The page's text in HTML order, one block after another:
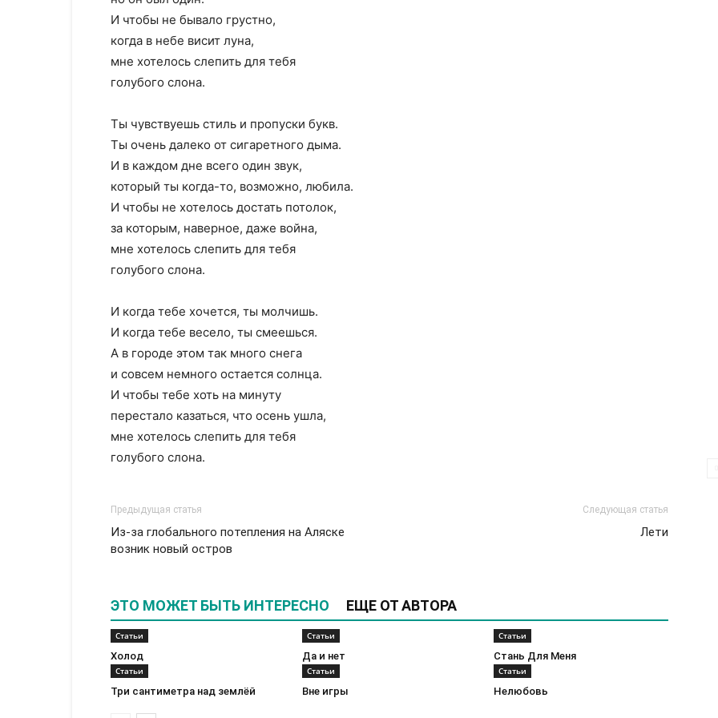
И чтобы не бывало грустно,
когда в небе висит луна,
мне хотелось слепить для тебя
голубого слона.
Ты чувствуешь стиль и пропуски букв.
Ты очень далеко от сигаретного дыма.
И в каждом дне всего один звук,
который ты когда-то, возможно, любила.
И чтобы не хотелось достать потолок,
за которым, наверное, даже война,
мне хотелось слепить для тебя
голубого слона.
И когда тебе хочется, ты молчишь.
И когда тебе весело, ты смеешься.
А в городе этом так много снега
и совсем немного остается солнца.
И чтобы тебе хоть на минуту
перестало казаться, что осень ушла,
мне хотелось слепить для тебя
голубого слона.
Предыдущая статья
Из-за глобального потепления на Аляске
возник новый остров
Следующая статья
Лети
ЭТО МОЖЕТ БЫТЬ ИНТЕРЕСНО ЕЩЕ ОТ АВТОРА
Статьи
Холод
Статьи
Да и нет
Статьи
Стань Для Меня
Статьи
Три сантиметра над землёй
Статьи
Вне игры
Статьи
Нелюбовь